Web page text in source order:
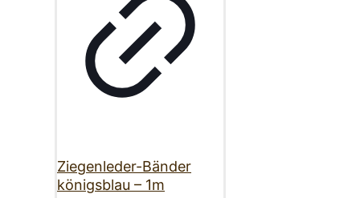
Ziegenleder-Bänder
königsblau – 1m